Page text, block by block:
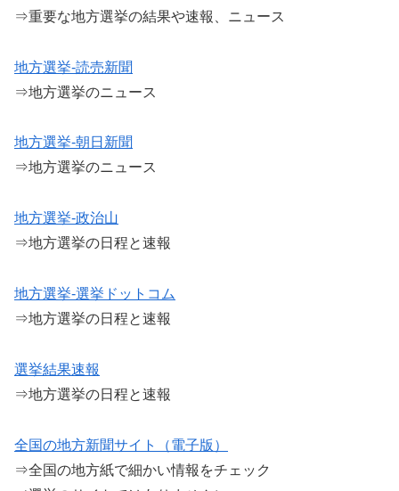
⇒重要な地方選挙の結果や速報、ニュース
地方選挙-読売新聞
⇒地方選挙のニュース
地方選挙-朝日新聞
⇒地方選挙のニュース
地方選挙-政治山
⇒地方選挙の日程と速報
地方選挙-選挙ドットコム
⇒地方選挙の日程と速報
選挙結果速報
⇒地方選挙の日程と速報
全国の地方新聞サイト（電子版）
⇒全国の地方紙で細かい情報をチェック